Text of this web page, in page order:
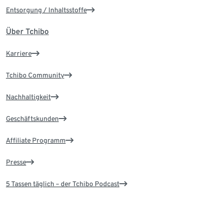
Entsorgung / Inhaltsstoffe
Über Tchibo
Karriere
Tchibo Community
Nachhaltigkeit
Geschäftskunden
Affiliate Programm
Presse
5 Tassen täglich – der Tchibo Podcast